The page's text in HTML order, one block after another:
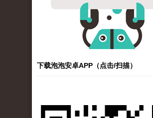
下载泡泡安卓APP（点击/扫描）